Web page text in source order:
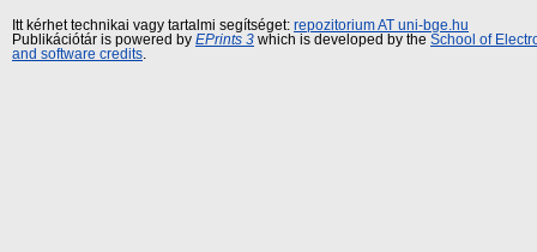
Itt kérhet technikai vagy tartalmi segítséget: repozitorium AT uni-bge.hu
Publikációtár is powered by EPrints 3 which is developed by the School of
and software credits.